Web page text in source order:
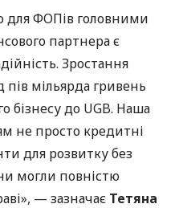
для ФОПів головними
партнера є
Зростання
мільярда гривень
бізнесу до UGB. Наша
не просто кредитні
для розвитку без
могли повністю
— зазначає Тетяна